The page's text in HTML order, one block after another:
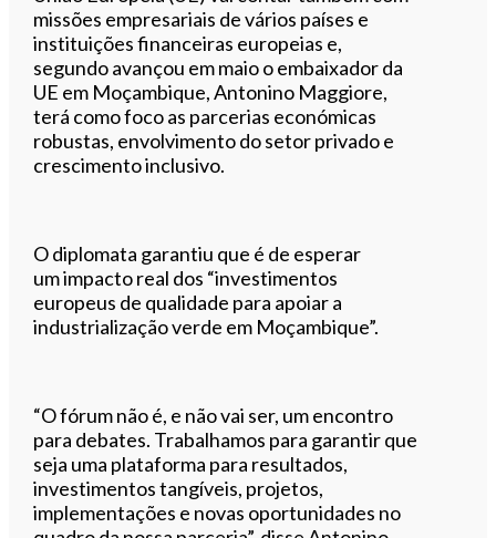
missões empresariais de vários países e
instituições financeiras europeias e,
segundo avançou em maio o embaixador da
UE em Moçambique, Antonino Maggiore,
terá como foco as parcerias económicas
robustas, envolvimento do setor privado e
crescimento inclusivo.
O diplomata garantiu que é de esperar
um impacto real dos “investimentos
europeus de qualidade para apoiar a
industrialização verde em Moçambique”.
“O fórum não é, e não vai ser, um encontro
para debates. Trabalhamos para garantir que
seja uma plataforma para resultados,
investimentos tangíveis, projetos,
implementações e novas oportunidades no